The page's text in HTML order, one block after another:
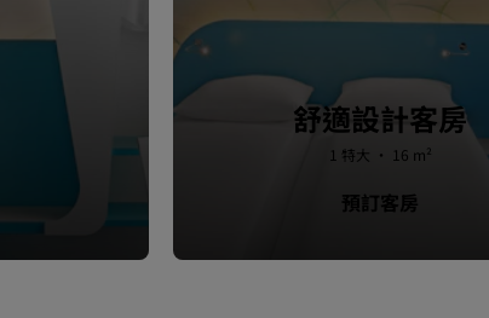
舒適設計客房
1 特大 · 16 m²
預訂客房